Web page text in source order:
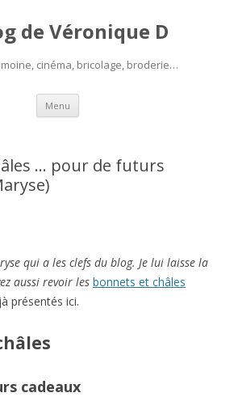
de Véronique D
cinéma, bricolage, broderie…
Menu Aller
contenu
… pour de futurs
qui a les clefs du blog. Je lui laisse la
aussi revoir les bonnets et châles
présentés ici.
cadeaux